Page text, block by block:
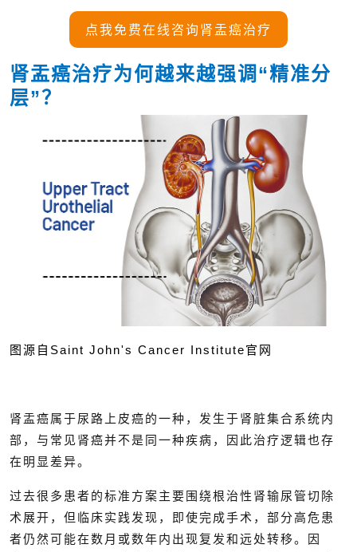
点我免费在线咨询肾盂癌治疗
肾盂癌治疗为何越来越强调“精准分
层”？
图源自Saint John's Cancer Institute官网
肾盂癌属于尿路上皮癌的一种，发生于肾脏集合系统内
部，与常见肾癌并不是同一种疾病，因此治疗逻辑也存
在明显差异。
过去很多患者的标准方案主要围绕根治性肾输尿管切除
术展开，但临床实践发现，即使完成手术，部分高危患
者仍然可能在数月或数年内出现复发和远处转移。因